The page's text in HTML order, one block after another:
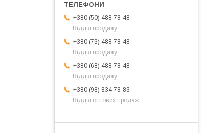
+380 (50) 488-78-48
Відділ продажу
+380 (73) 488-78-48
Відділ продажу
+380 (68) 488-78-48
Відділ продажу
+380 (98) 834-78-83
Відділ оптових продаж